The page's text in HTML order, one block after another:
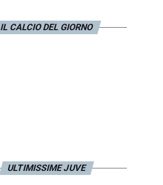
IL CALCIO DEL GIORNO
ULTIMISSIME JUVE